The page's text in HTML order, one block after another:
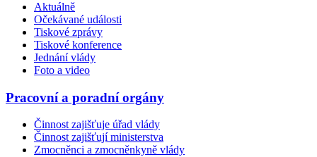
Aktuálně
Očekávané události
Tiskové zprávy
Tiskové konference
Jednání vlády
Foto a video
Pracovní a poradní orgány
Činnost zajišťuje úřad vlády
Činnost zajišťují ministerstva
Zmocněnci a zmocněnkyně vlády